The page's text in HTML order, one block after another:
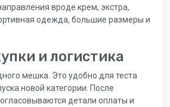
вроде крем, экстра,
одежда, большие размеры и
и логистика
мешка. Это удобно для теста
новой категории. После
детали оплаты и